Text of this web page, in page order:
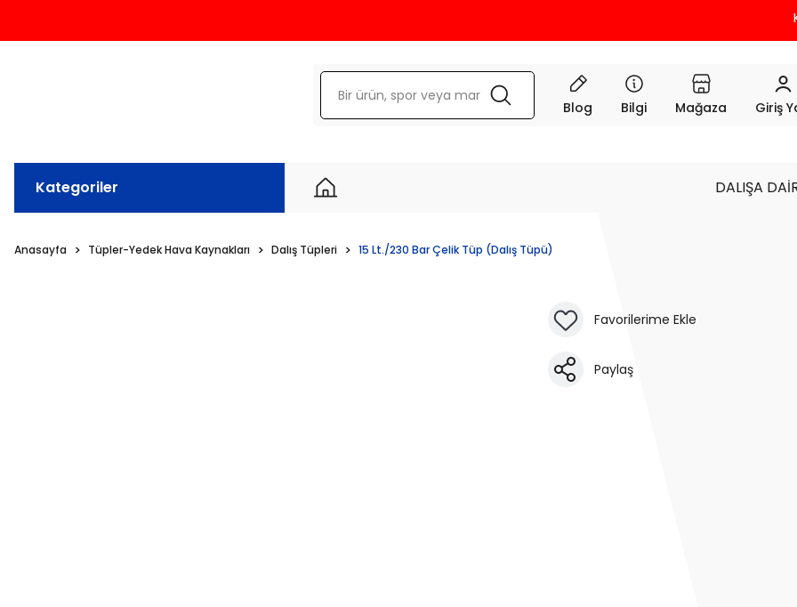
Blog Bilgi Mağaza Giriş
Kategoriler DALIŞA
Anasayfa Tüpler-Yedek Hava Kaynakları Dalış Tüpleri 15 Lt./230 Bar Çelik Tüp (Dalış Tüpü)
Paylaş